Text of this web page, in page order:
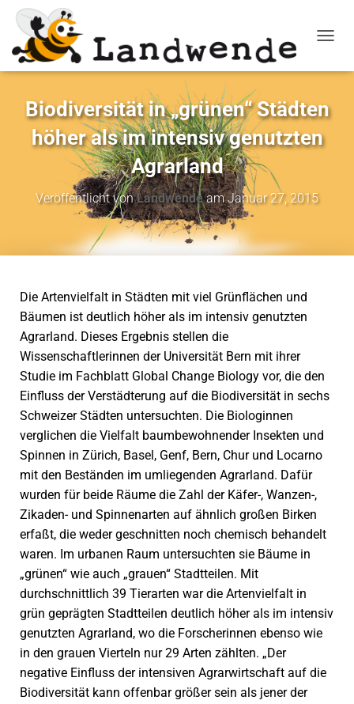
Biodiversität in „grünen“ Städten
höher als im intensiv genutzten
Agrarland
Veröffentlicht vonLandwendeamJanuar 27, 2015
Die Artenvielfalt in Städten mit viel Grünflächen und
Bäumen ist deutlich höher als im intensiv genutzten
Agrarland. Dieses Ergebnis stellen die
Wissenschaftlerinnen der Universität Bern mit ihrer
Studie im Fachblatt Global Change Biology vor, die den
Einfluss der Verstädterung auf die Biodiversität in sechs
Schweizer Städten untersuchten. Die Biologinnen
verglichen die Vielfalt baumbewohnender Insekten und
Spinnen in Zürich, Basel, Genf, Bern, Chur und Locarno
mit den Beständen im umliegenden Agrarland. Dafür
wurden für beide Räume die Zahl der Käfer-, Wanzen-,
Zikaden- und Spinnenarten auf ähnlich großen Birken
erfaßt, die weder geschnitten noch chemisch behandelt
waren. Im urbanen Raum untersuchten sie Bäume in
„grünen“ wie auch „grauen“ Stadtteilen. Mit
durchschnittlich 39 Tierarten war die Artenvielfalt in
grün geprägten Stadtteilen deutlich höher als im intensiv
genutzten Agrarland, wo die Forscherinnen ebenso wie
in den grauen Vierteln nur 29 Arten zählten. „Der
negative Einfluss der intensiven Agrarwirtschaft auf die
Biodiversität kann offenbar größer sein als jener der